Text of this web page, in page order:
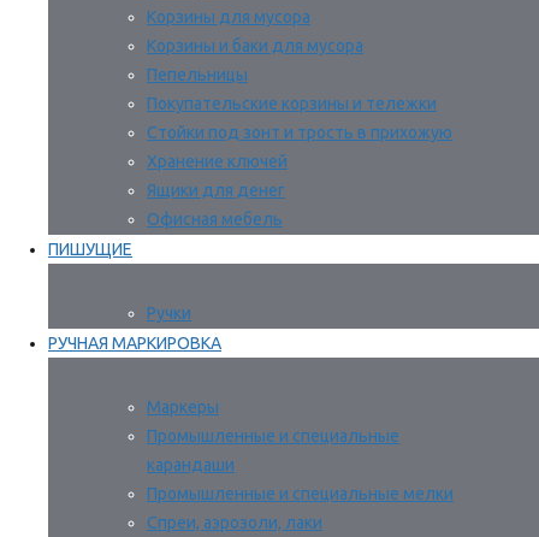
Корзины для мусора
Корзины и баки для мусора
Пепельницы
Покупательские корзины и тележки
Стойки под зонт и трость в прихожую
Хранение ключей
Ящики для денег
Офисная мебель
ПИШУЩИЕ
Ручки
РУЧНАЯ МАРКИРОВКА
Маркеры
Промышленные и специальные
карандаши
Промышленные и специальные мелки
Спреи, аэрозоли, лаки